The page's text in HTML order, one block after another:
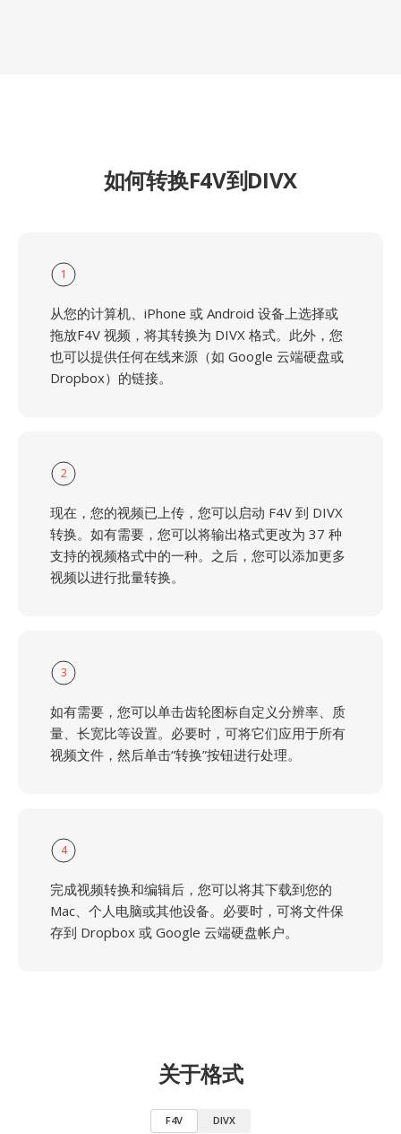
如何转换F4V到DIVX
1
从您的计算机、iPhone 或 Android 设备上选择或
拖放F4V 视频，将其转换为 DIVX 格式。此外，您
也可以提供任何在线来源（如 Google 云端硬盘或
Dropbox）的链接。
2
现在，您的视频已上传，您可以启动 F4V 到 DIVX
转换。如有需要，您可以将输出格式更改为 37 种
支持的视频格式中的一种。之后，您可以添加更多
视频以进行批量转换。
3
如有需要，您可以单击齿轮图标自定义分辨率、质
量、长宽比等设置。必要时，可将它们应用于所有
视频文件，然后单击“转换”按钮进行处理。
4
完成视频转换和编辑后，您可以将其下载到您的
Mac、个人电脑或其他设备。必要时，可将文件保
存到 Dropbox 或 Google 云端硬盘帐户。
关于格式
F4V DIVX